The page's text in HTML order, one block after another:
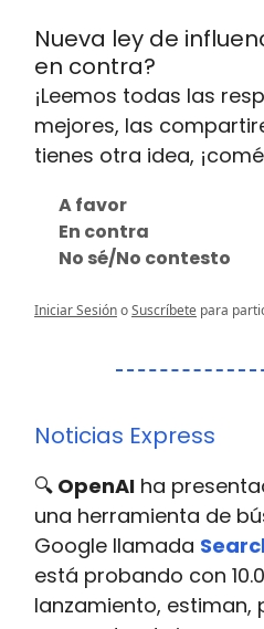
Nueva ley de
en contra?
¡Leemos todas las
mejores, las
tienes otra idea,
A favor
En contra
No sé/No contesto
Iniciar SesiónoSuscríbete para
Noticias Express
🔍 OpenAI ha
una herramienta de
Google llamada
está probando con
lanzamiento, estiman,